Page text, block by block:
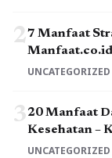
27 Manfaat
Manfaat.co.id
UNCATEGORIZED
320 Manfaat
Kesehatan –
UNCATEGORIZED